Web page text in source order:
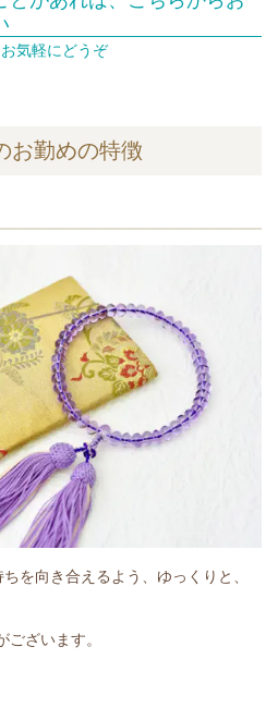
気軽にどうぞ
お勤めの特徴
を向き合えるよう、ゆっくりと、
ざいます。